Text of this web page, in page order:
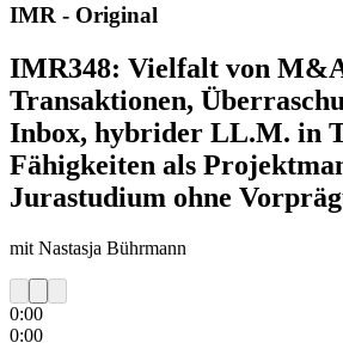
IMR - Original
IMR348: Vielfalt von
Transaktionen,
Inbox, hybrider LL.M. in
Fähigkeiten als
Jurastudium ohne
mit Nastasja Bührmann
0:00
0:00